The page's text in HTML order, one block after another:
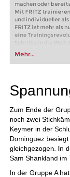
machen oder
Mit FRITZ
und individueller als
FRITZ ist mehr als
eine
Schritte in die Welt
oder bereits auf
FRITZ trainieren
individueller als je
Mehr...
Zum Ende der
noch zwei
Keymer in der
Dominguez
gleichgezogen. In
Sam Shankland im
In der Gruppe A